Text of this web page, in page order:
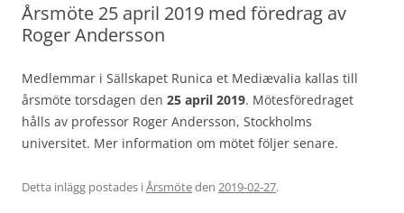
Årsmöte 25 april 2019 med föredrag av
Roger Andersson
Medlemmar i Sällskapet Runica et Mediævalia kallas till
årsmöte torsdagen den 25 april 2019. Mötesföredraget
hålls av professor Roger Andersson, Stockholms
universitet. Mer information om mötet följer senare.
Detta inlägg postades iÅrsmöteden 2019-02-27.